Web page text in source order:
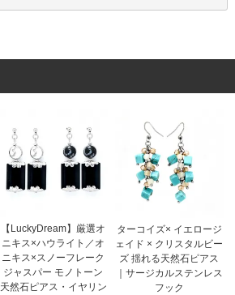
【LuckyDream】厳選オ
ニキス×ハウライト／オ
ニキス×スノーフレーク
ジャスパー モノトーン
天然石ピアス・イヤリン
ターコイズ× イエロージ
ェイド × クリスタルビー
ズ 揺れる天然石ピアス
｜サージカルステンレス
フック